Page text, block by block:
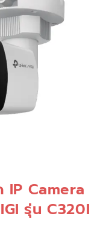
IP Camera
รุ่น C320I